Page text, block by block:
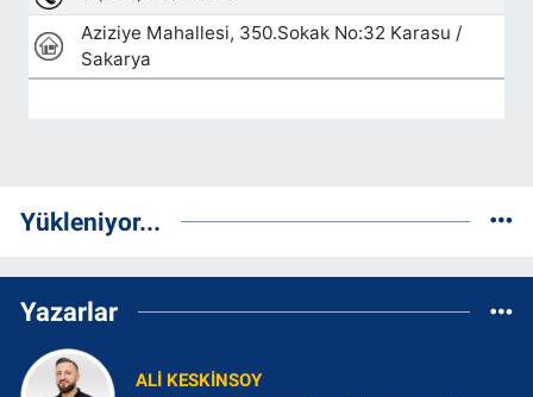
Yükleniyor...
Yazarlar
ALI KESKINSOY